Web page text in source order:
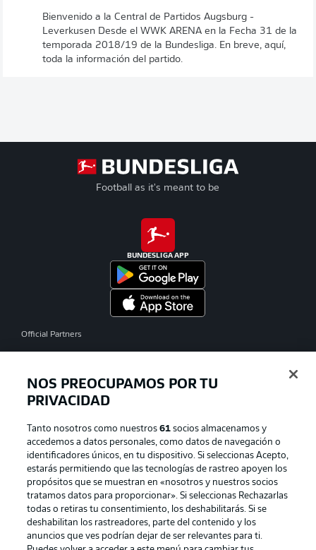
Bienvenido a la Central de Partidos Augsburg -
Leverkusen Desde el WWK ARENA en la Fecha 31 de la
temporada 2018/19 de la Bundesliga. En breve, aquí,
toda la información del partido.
Football as it's meant to be
BUNDESLIGA APP
Official Partners
Publicidad Aviso legal
Gestionar las preferencias Declaracion de privacidad
Canales Trabajos
NOS PREOCUPAMOS POR TU
PRIVACIDAD
Tanto nosotros como nuestros61 socios almacenamos y
accedemos a datos personales, como datos de navegación o
identificadores únicos, en tu dispositivo. Si seleccionas Acepto,
estarás permitiendo que las tecnologías de rastreo apoyen los
propósitos que se muestran en «nosotros y nuestros socios
tratamos datos para proporcionar». Si seleccionas Rechazarlas
todas o retiras tu consentimiento, los deshabilitarás. Si se
deshabilitan los rastreadores, parte del contenido y los
anuncios que ves podrían dejar de ser relevantes para ti.